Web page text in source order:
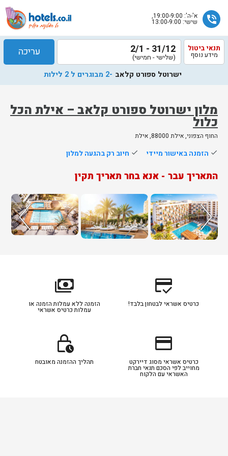
phone_in_talk א'-ה': 19:00-9:00,
שישי: 13:00-9:00
מלון ישרוטל ספורט קלאב – אילת הכל
כלול
החוף הצפוני, אילת 88000, אילת
תנאי ביטול
מידע נוסף 31/12 - 2/1
(שלישי - חמישי) עריכה
ישרוטל ספורט קלאב -2 מבוגרים ל 2 לילות
done הזמנה באישור מיידי done חיוב רק בהגעה למלון
התאריך עבר - אנא בחר תאריך תקין
שלח
נציג
יחזור
אליך
בשעות
הפעילות
credit_score
כרטיס אשראי לבטחון בלבד!
payments
הזמנה ללא עמלות הזמנה או
עמלות כרטיס אשראי
credit_card
כרטיס אשראי מסוג דיירקט
מחוייב לפי הסכם תנאי חברת
האשראי עם הלקוח
lock_clock
תהליך ההזמנה מאובטח